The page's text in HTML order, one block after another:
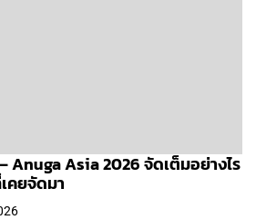
Anuga Asia 2026 จัดเต็มอย่างไร
คยจัดมา